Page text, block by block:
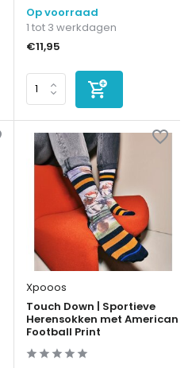
Op voorraad
1 tot 3 werkdagen
€11,95
Xpooos
Touch Down | Sportieve
Herensokken met American
Football Print